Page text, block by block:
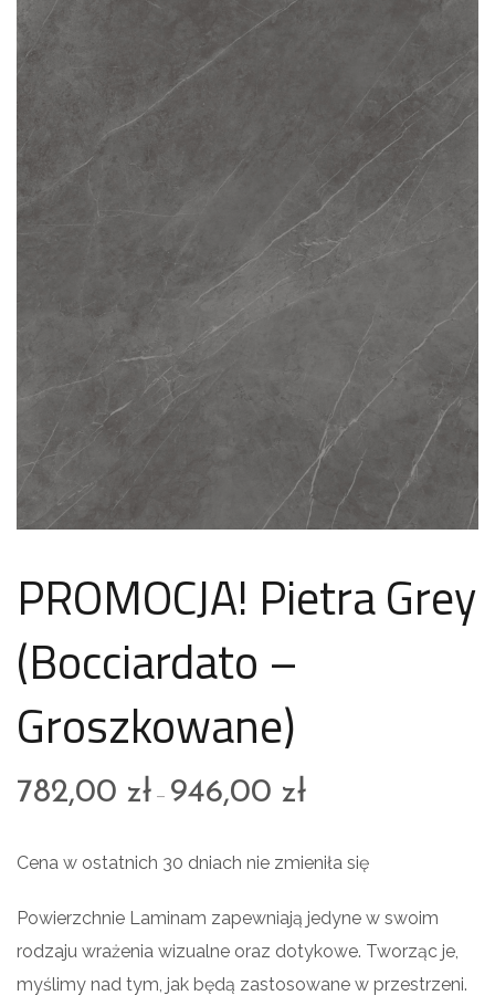
PROMOCJA! Pietra Grey
(Bocciardato –
Groszkowane)
782,00 zł – 946,00 zł
Cena w ostatnich 30 dniach nie zmieniła się
Powierzchnie Laminam zapewniają jedyne w swoim
rodzaju wrażenia wizualne oraz dotykowe. Tworząc je,
myślimy nad tym, jak będą zastosowane w przestrzeni.